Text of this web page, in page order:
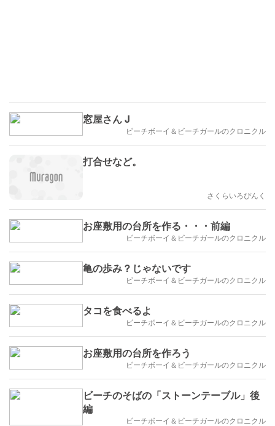
窓屋さん J
ビーチボーイ＆ビーチガールのクロニクル
打合せなど。
さくらいろぴんく
お座敷用の台所を作る・・・前編
ビーチボーイ＆ビーチガールのクロニクル
亀の歩み？じゃないです
ビーチボーイ＆ビーチガールのクロニクル
タコを食べるよ
ビーチボーイ＆ビーチガールのクロニクル
お座敷用の台所を作ろう
ビーチボーイ＆ビーチガールのクロニクル
ビーチのそばの「ストーンテーブル」後
編
ビーチボーイ＆ビーチガールのクロニクル